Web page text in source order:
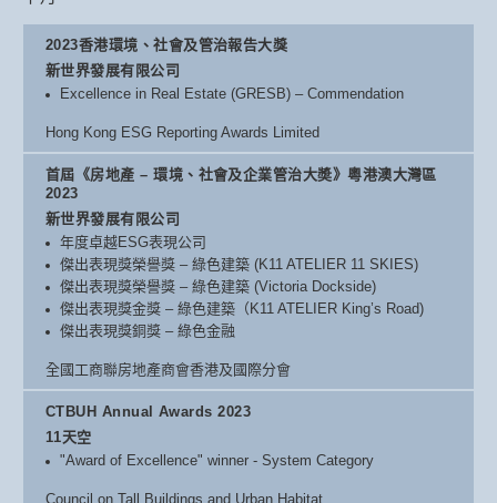
2023香港環境、社會及管治報告大獎
新世界發展有限公司
Excellence in Real Estate (GRESB) – Commendation
Hong Kong ESG Reporting Awards Limited
首屆《房地產 – 環境、社會及企業管治大奬》粵港澳大灣區
2023
新世界發展有限公司
年度卓越ESG表現公司
傑出表現獎榮譽獎 – 綠色建築 (K11 ATELIER 11 SKIES)
傑出表現獎榮譽獎 – 綠色建築 (Victoria Dockside)
傑出表現獎金獎 – 綠色建築（K11 ATELIER King’s Road)
傑出表現獎銅獎 – 綠色金融
全國工商聯房地產商會香港及國際分會
CTBUH Annual Awards 2023
11天空
"Award of Excellence" winner - System Category
Council on Tall Buildings and Urban Habitat